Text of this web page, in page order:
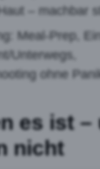
– machbar
Meal-Prep,
Unterwegs,
ohne
es ist –
nicht